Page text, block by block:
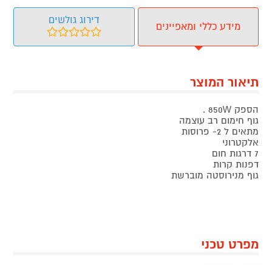
מידע כללי ומאפיינים
דירוג גולשים
תיאור המוצר
הספק 850W .
גוף חימום רב עוצמה
מתאים ל 2- פרוסות
אלקטרוני
7 דרגות חום
דפנות קרות
גוף מנירוסטה מוברשת
מפרט טכני